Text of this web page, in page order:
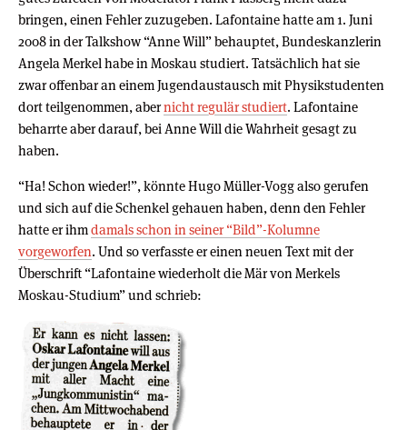
bringen, einen Fehler zuzugeben. Lafontaine hatte am 1. Juni
2008 in der Talkshow “Anne Will” behauptet, Bundeskanzlerin
Angela Merkel habe in Moskau studiert. Tatsächlich hat sie
zwar offenbar an einem Jugendaustausch mit Physikstudenten
dort teilgenommen, abernicht regulär studiert. Lafontaine
beharrte aber darauf, bei Anne Will die Wahrheit gesagt zu
haben.
“Ha! Schon wieder!”, könnte Hugo Müller-Vogg also gerufen
und sich auf die Schenkel gehauen haben, denn den Fehler
hatte er ihmdamals schon in seiner “Bild”-Kolumne
vorgeworfen. Und so verfasste er einen neuen Text mit der
Überschrift “Lafontaine wiederholt die Mär von Merkels
Moskau-Studium” und schrieb: